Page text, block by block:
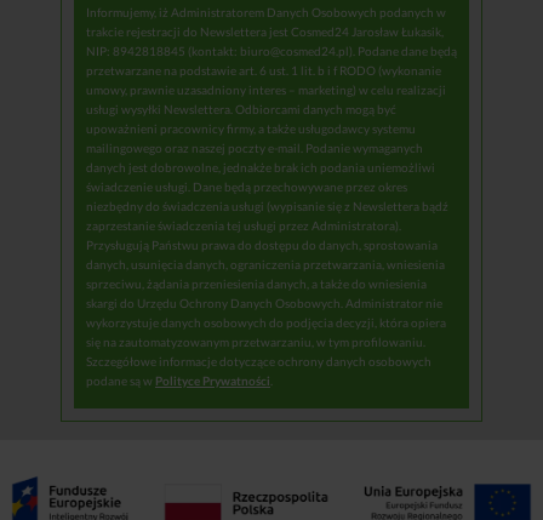
Informujemy, iż Administratorem Danych Osobowych podanych w
trakcie rejestracji do Newslettera jest Cosmed24 Jarosław Łukasik,
NIP: 8942818845 (kontakt: biuro@cosmed24.pl). Podane dane będą
przetwarzane na podstawie art. 6 ust. 1 lit. b i f RODO (wykonanie
umowy, prawnie uzasadniony interes – marketing) w celu realizacji
usługi wysyłki Newslettera. Odbiorcami danych mogą być
upoważnieni pracownicy firmy, a także usługodawcy systemu
mailingowego oraz naszej poczty e-mail. Podanie wymaganych
danych jest dobrowolne, jednakże brak ich podania uniemożliwi
świadczenie usługi. Dane będą przechowywane przez okres
niezbędny do świadczenia usługi (wypisanie się z Newslettera bądź
zaprzestanie świadczenia tej usługi przez Administratora).
Przysługują Państwu prawa do dostępu do danych, sprostowania
danych, usunięcia danych, ograniczenia przetwarzania, wniesienia
sprzeciwu, żądania przeniesienia danych, a także do wniesienia
skargi do Urzędu Ochrony Danych Osobowych. Administrator nie
wykorzystuje danych osobowych do podjęcia decyzji, która opiera
się na zautomatyzowanym przetwarzaniu, w tym profilowaniu.
Szczegółowe informacje dotyczące ochrony danych osobowych
podane są w Polityce Prywatności